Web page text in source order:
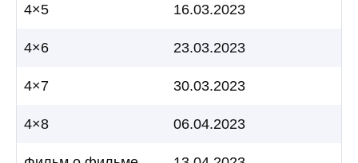
4×5 16.03.2023
4×6 23.03.2023
4×7 30.03.2023
4×8 06.04.2023